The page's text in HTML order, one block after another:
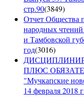
стр.90(3849)
Отчет Общества
народных
и Тамбовской
год(3016)
ПЛЮС
"Мучкапские
14 февраля 2018